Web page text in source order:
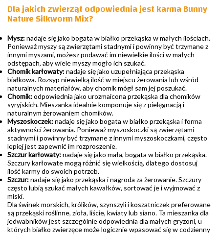
Dla jakich zwierząt odpowiednia jest karma Bunny
Nature Silkworm Mix?
Mysz:nadaje się jako bogata w białko przekąska w małych ilościach.
Ponieważ myszy są zwierzętami stadnymi i powinny być trzymane z
innymi myszami, możesz podawać im niewielkie ilości w małych
odstępach, aby wiele myszy mogło ich szukać.
Chomik karłowaty:nadaje się jako uzupełniająca przekąska
białkowa. Rozsyp niewielką ilość w miejscu żerowania lub wśród
naturalnych materiałów, aby chomik mógł sam jej poszukać.
Chomik:odpowiednia jako urozmaicona przekąska dla chomików
syryjskich. Mieszanka idealnie komponuje się z pielęgnacją i
naturalnym żerowaniem chomików.
Myszoskoczek:nadaje się jako bogata w białko przekąska i forma
aktywności żerowania. Ponieważ myszoskoczki są zwierzętami
stadnymi i powinny być trzymane z innymi myszoskoczkami, często
lepiej jest zapewnić im rozproszenie.
Szczur karłowaty:nadaje się jako mała, bogata w białko przekąska.
Szczury karłowate mogą różnić się wielkością, dlatego dostosuj
ilość karmy do swoich potrzeb.
Szczur:nadaje się jako przekąska i nagroda za żerowanie. Szczury
często lubią szukać małych kawałków, sortować je i wyjmować z
miski.
Dla świnek morskich, królików, szynszyli i koszatniczek preferowane
są przekąski roślinne, zioła, liście, kwiaty lub siano. Ta mieszanka dla
jedwabników jest szczególnie odpowiednia dla małych gryzoni, u
których białko zwierzęce może logicznie wpasować się w codzienny